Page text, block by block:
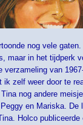
nog vele
maar in het tijdperk
verzameling van
ik zelf weer door te
nog andere
en Mariska.
Holco